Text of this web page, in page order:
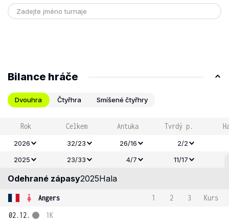
Bilance hráče
Dvouhra Čtyřhra Smíšené čtyřhry
Rok Celkem Antuka Tvrdý p.
2026 32/23 26/16 2/2
2025
23/33 4/7 11/17
Odehrané zápasy2025Hala
Angers 1 2 3
Kurs
02.12.
1K